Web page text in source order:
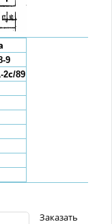
9
2с/89
Заказать